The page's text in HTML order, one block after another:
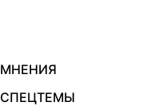
МНЕНИЯ
СПЕЦТЕМЫ